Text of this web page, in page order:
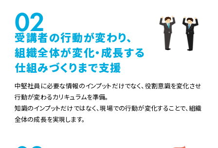
受講者の行動が変わり、
組織全体が変化・成長する
仕組みづくりまで支援
中堅社員に必要な情報のインプットだけでなく、役割意識を変化させ
行動が変わるカリキュラムを準備。
知識のインプットだけではなく、現場での行動が変化することで、組織
全体の成長を実現します。